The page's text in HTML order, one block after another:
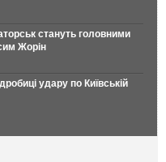
стануть головними
Жорін
удару по Київській